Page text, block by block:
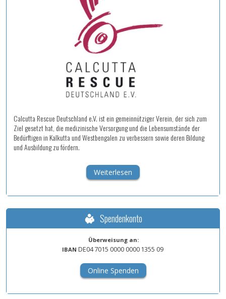
Calcutta Rescue Deutschland e.V. ist ein gemeinnütziger Verein, der sich zum
Ziel gesetzt hat, die medizinische Versorgung und die Lebensumstände der
Bedürftigen in Kalkutta und Westbengalen zu verbessern sowie deren Bildung
und Ausbildung zu fördern.
Weiterlesen
Spendenkonto
Überweisung an:
IBAN DE047015 0000 0000 1355 09
Online Spenden